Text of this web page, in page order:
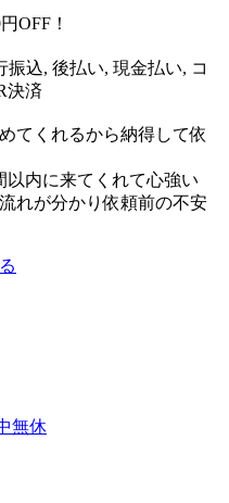
OFF！
振込, 後払い, 現金払い, コ
決済
てくれるから納得して依
以内に来てくれて心強い
れが分かり依頼前の不安
無休